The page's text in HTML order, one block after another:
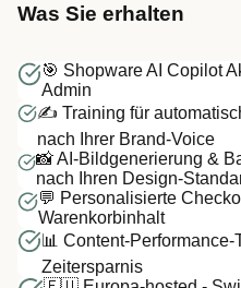
Was Sie erhalten
🎯 Shopware AI Copilot
Admin
✍️ Training für
nach Ihrer Brand-Voice
📸 AI-Bildgenerierung &
nach Ihren Design-
💬 Personalisierte
Warenkorbinhalt
📊 Content-
Zeitersparnis